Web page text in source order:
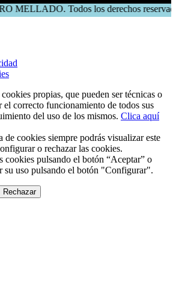
Todos los derechos reservados.
propias, que pueden ser técnicas o
el correcto funcionamiento de todos sus
del uso de los mismos. Clica aquí
cookies siempre podrás visualizar este
o rechazar las cookies.
cookies pulsando el botón “Aceptar” o
su uso pulsando el botón "Configurar".
Rechazar